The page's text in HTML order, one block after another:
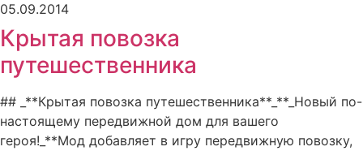
05.09.2014
Крытая повозка
путешественника
## _**Крытая повозка путешественника**_**_Новый по-
настоящему передвижной дом для вашего
героя!_**Мод добавляет в игру передвижную повозку,